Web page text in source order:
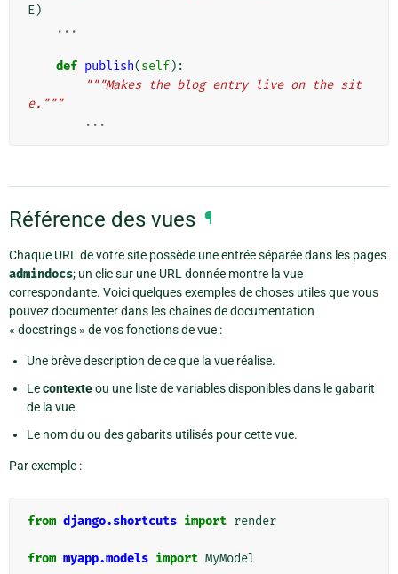
E)
...
def publish(self):
"""Makes the blog entry live on the sit
e."""
...
Référence des vues ¶
Chaque URL de votre site possède une entrée séparée dans les pages
admindocs; un clic sur une URL donnée montre la vue
correspondante. Voici quelques exemples de choses utiles que vous
pouvez documenter dans les chaînes de documentation
« docstrings » de vos fonctions de vue :
Une brève description de ce que la vue réalise.
Lecontexteou une liste de variables disponibles dans le gabarit
de la vue.
Le nom du ou des gabarits utilisés pour cette vue.
Par exemple :
from django.shortcuts import render
from myapp.models import MyModel